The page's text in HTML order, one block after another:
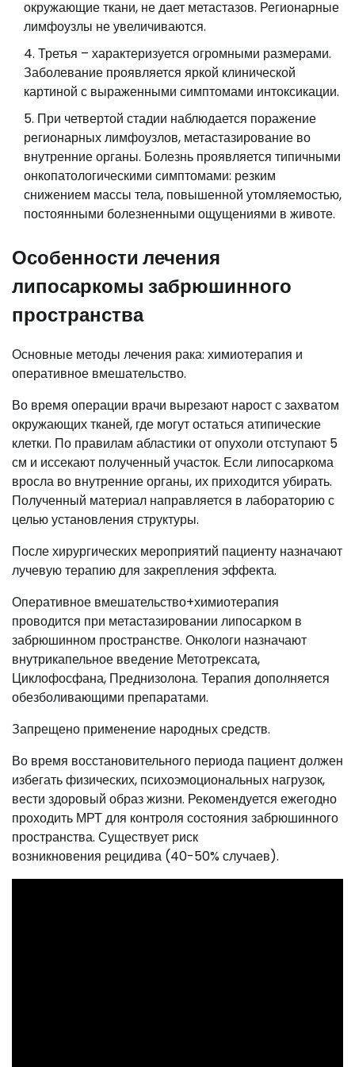
окружающие ткани, не дает метастазов. Регионарные
лимфоузлы не увеличиваются.
Третья – характеризуется огромными размерами.
Заболевание проявляется яркой клинической
картиной с выраженными симптомами интоксикации.
При четвертой стадии наблюдается поражение
регионарных лимфоузлов, метастазирование во
внутренние органы. Болезнь проявляется типичными
онкопатологическими симптомами: резким
снижением массы тела, повышенной утомляемостью,
постоянными болезненными ощущениями в животе.
Особенности лечения
липосаркомы забрюшинного
пространства
Основные методы лечения рака: химиотерапия и
оперативное вмешательство.
Во время операции врачи вырезают нарост с захватом
окружающих тканей, где могут остаться атипические
клетки. По правилам абластики от опухоли отступают 5
см и иссекают полученный участок. Если липосаркома
вросла во внутренние органы, их приходится убирать.
Полученный материал направляется в лабораторию с
целью установления структуры.
После хирургических мероприятий пациенту назначают
лучевую терапию для закрепления эффекта.
Оперативное вмешательство+химиотерапия
проводится при метастазировании липосарком в
забрюшинном пространстве. Онкологи назначают
внутрикапельное введение Метотрексата,
Циклофосфана, Преднизолона. Терапия дополняется
обезболивающими препаратами.
Запрещено применение народных средств.
Во время восстановительного периода пациент должен
избегать физических, психоэмоциональных нагрузок,
вести здоровый образ жизни. Рекомендуется ежегодно
проходить МРТ для контроля состояния забрюшинного
пространства. Существует риск
возникновения рецидива (40-50% случаев).